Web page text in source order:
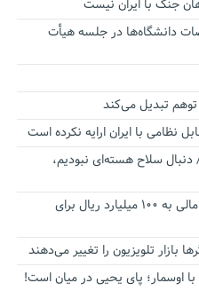
جنگ با ایران نیست
دانشگاه‌ها در جلسه هیأت
توهم تبدیل می‌کند
نظامی با ایران ارایه نکرده است
دنبال سلاح هسته‌ای نبودیم،
آستانه الزام به دریافت صورت های مالی به ۱۰۰ میلیارد ریال برای
بازار تلویزیون را تغییر می‌دهند
اوسمار؛ پای یحیی در میان است!